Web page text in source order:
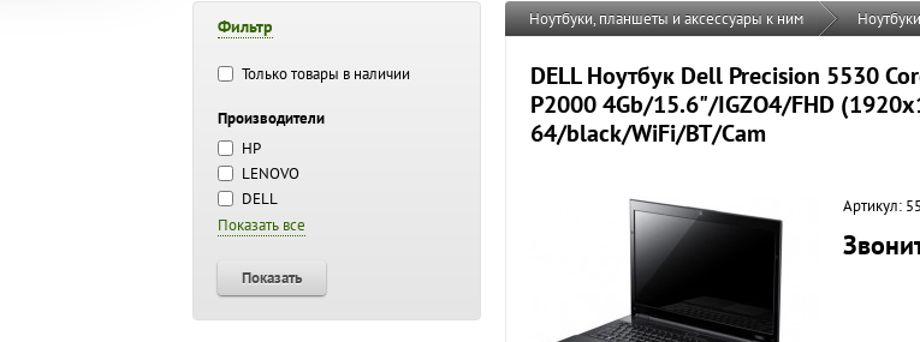
Фильтр
Только товары в наличии
Производители
HP
LENOVO
DELL
Показать все
Показать
Ноутбуки, планшеты и аксессуары к ним Ноутбуки
DELL Ноутбук Dell Precision 5530
P2000 4Gb/15.6"/IGZO4/FHD
64/black/WiFi/BT/Cam
Артикул: